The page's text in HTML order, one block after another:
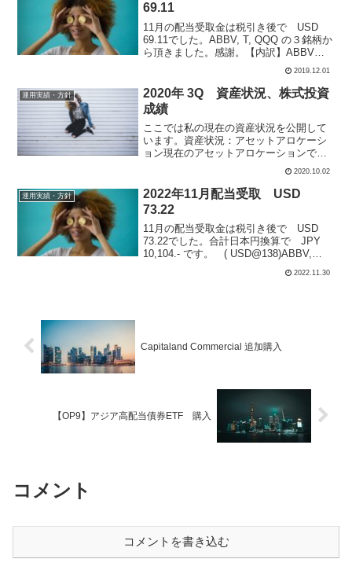
69.11
11月の配当受取金は税引き後で USD
69.11でした。ABBV, T, QQQ の３銘柄か
ら頂きました。感謝。【内訳】ABBV
後）：$20.18T AT&T保有：130株配当受
取金（税引後）：$46...
2019.12.01
運用実績・方針
2020年 3Q 資産状況、株式投資
成績
ここでは私の現在の資産状況を公開して
います。資産状況：アセットアロケーシ
ョン現在のアセットアロケーションで
アセットの20%を構成。長期保有の配当
狙い、値動きも悪くないので今後も買い
増しをしますが、...
2020.10.02
運用実績・方針
2022年11月配当受取 USD
73.22
11月の配当受取金は税引き後で USD
73.22でした。合計日本円換算で JPY
10,104.- です。 ( USD@138)ABBV,
感謝。内訳は下記です。APPL Apple保
2022.11.30
Capitaland Commercial 追加購入
【OP9】アジア高配当債券ETF 購入
コメント
コメントを書き込む